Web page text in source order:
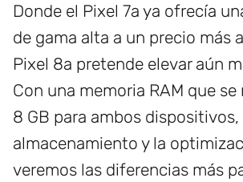
Donde el Pixel 7a ya ofrecía
de gama alta a un precio más
Pixel 8a pretende elevar aún
Con una memoria RAM que
8 GB para ambos dispositivos,
almacenamiento y la
veremos las diferencias más